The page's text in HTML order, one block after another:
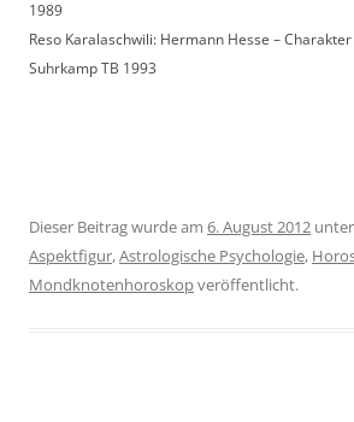
1989
Reso Karalaschwili: Hermann Hesse –
Suhrkamp TB 1993
Dieser Beitrag wurde am 6. August 2012 unter
Aspektfigur,Astrologische Psychologie,
Mondknotenhoroskopveröffentlicht.